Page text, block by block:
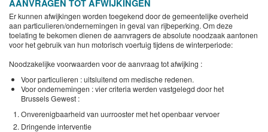
AANVRAGEN TOT AFWIJKINGEN
Er kunnen afwijkingen worden toegekend door de gemeentelijke overheid
aan particulieren/ondernemingen in geval van rijbeperking. Om deze
toelating te bekomen dienen de aanvragers de absolute noodzaak aantonen
voor het gebruik van hun motorisch voertuig tijdens de winterperiode:
Noodzakelijke voorwaarden voor de aanvraag tot afwijking :
Voor particulieren : uitsluitend om medische redenen.
Voor ondernemingen : vier criteria werden vastgelegd door het
Brussels Gewest :
Onverenigbaarheid van uurrooster met het openbaar vervoer
Dringende interventie